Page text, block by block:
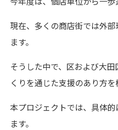
現在、多くの商店街では外
ます。
そうした中で、区および大
くりを通じた支援のあり方を
本プロジェクトでは、具体
ます。